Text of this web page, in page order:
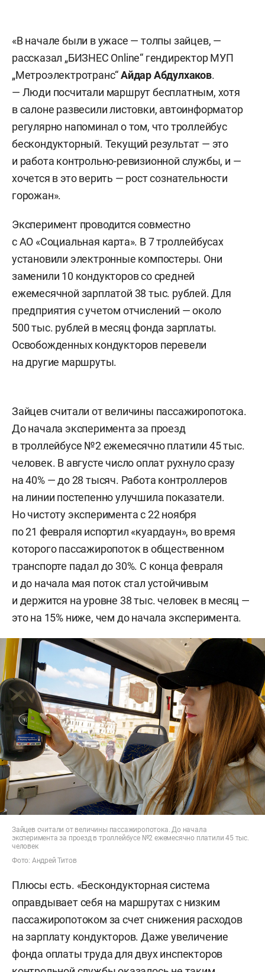
«В начале были в ужасе — толпы зайцев, —
рассказал „БИЗНЕС Online“ гендиректор МУП
„Метроэлектротранс“Айдар Абдулхаков.
— Люди посчитали маршрут бесплатным, хотя
в салоне развесили листовки, автоинформатор
регулярно напоминал о том, что троллейбус
бескондукторный. Текущий результат — это
и работа контрольно-ревизионной службы, и —
хочется в это верить — рост сознательности
горожан».
Эксперимент проводится совместно
с АО «Социальная карта». В 7 троллейбусах
установили электронные компостеры. Они
заменили 10 кондукторов со средней
ежемесячной зарплатой 38 тыс. рублей. Для
предприятия с учетом отчислений — около
500 тыс. рублей в месяц фонда зарплаты.
Освобожденных кондукторов перевели
на другие маршруты.
Зайцев считали от величины пассажиропотока.
До начала эксперимента за проезд
в троллейбусе №2 ежемесячно платили 45 тыс.
человек. В августе число оплат рухнуло сразу
на 40% — до 28 тысяч. Работа контроллеров
на линии постепенно улучшила показатели.
Но чистоту эксперимента с 22 ноября
по 21 февраля испортил «куардаун», во время
которого пассажиропоток в общественном
транспорте падал до 30%. С конца февраля
и до начала мая поток стал устойчивым
и держится на уровне 38 тыс. человек в месяц —
это на 15% ниже, чем до начала эксперимента.
Зайцев считали от величины пассажиропотока. До начала
эксперимента за проезд в троллейбусе №2 ежемесячно платили 45 тыс.
человек
Фото: Андрей Титов
Плюсы есть. «Бескондукторная система
оправдывает себя на маршрутах с низким
пассажиропотоком за счет снижения расходов
на зарплату кондукторов. Даже увеличение
фонда оплаты труда для двух инспекторов